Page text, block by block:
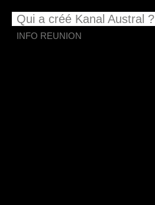
Qui a créé Kanal Austral ?
INFO REUNION